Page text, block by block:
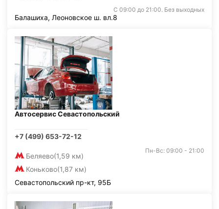
С 09:00 до 21:00. Без выходных
Балашиха, Леоновское ш. вл.8
Автосервис Севастопольский
+7 (499) 653-72-12
Беляево(1,59 км)
Коньково(1,87 км)
Пн-Вс: 09:00 - 21:00
Севастопольский пр-кт, 95Б